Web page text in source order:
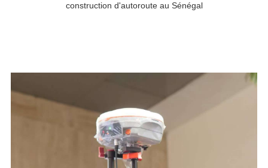
construction d'autoroute au Sénégal